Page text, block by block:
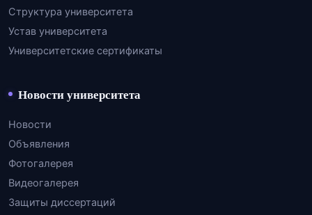
Структура университета
Устав университета
Университетские сертификаты
Новости университета
Новости
Объявления
Фотогалерея
Видеогалерея
Защиты диссертаций